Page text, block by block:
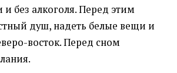
и без алкоголя. Перед этим
душ, надеть белые вещи и
восток. Перед сном